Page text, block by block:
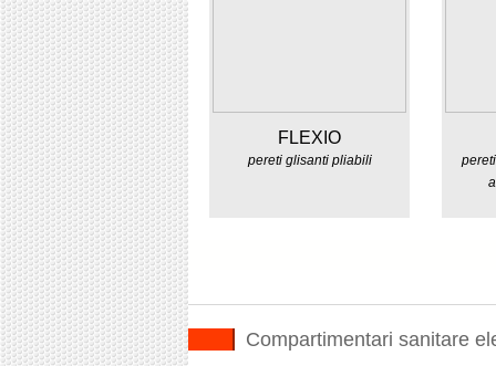
FLEXIO
pereti glisanti pliabili
Compartimentari sanitare